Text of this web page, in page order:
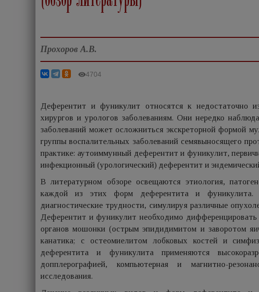
Прохоров А.В.
4704
Деферентит и фуникулит относятся к недостаточно
хирургов и урологов заболеваниям. Они нередко
заболеваний может осложниться экскреторной формой
группы воспалительных заболеваний семявыносящего
практике: аутоиммунный деферентит и фуникулит,
инфекционный (урологический) деферентит и
В литературном обзоре освещаются этиология,
каждой из этих форм деферентита и
диагностические трудности, симулируя различные
Деферентит и фуникулит необходимо
органов мошонки (острым эпидидимитом и заворотом
канатика; с остеомиелитом лобковых костей и
деферентита и фуникулита применяются
допплерографией, компьютерная и магнитно-
исследования.